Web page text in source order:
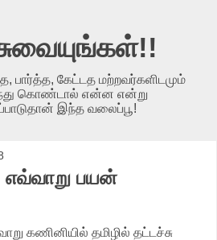
பார்த்த, கேட்டத மற்றவர்களிடமும்
கொண்டால் என்ன என்று
இந்த வலைப்பூ!
பயன்
கணினியில் தமிழில் தட்டச்சு